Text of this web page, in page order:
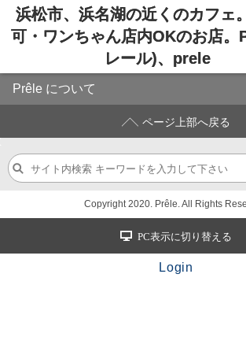
浜松市、浜名湖の近くのカフェ
可・ワンちゃん店内OKのお店。
レール)、prele
Prêle について
ページ上部へ戻る
Copyright 2020. Prêle. All Rights
PC表示に切り替える
Login